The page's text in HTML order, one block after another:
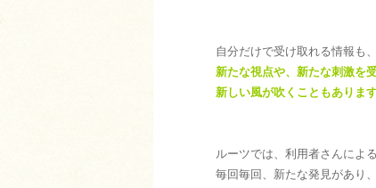
自分だけで受け取れる情報も
新たな視点や、新たな刺激を
新しい風が吹くこともあります
ルーツでは、利用者さんによ
毎回毎回、新たな発見があり